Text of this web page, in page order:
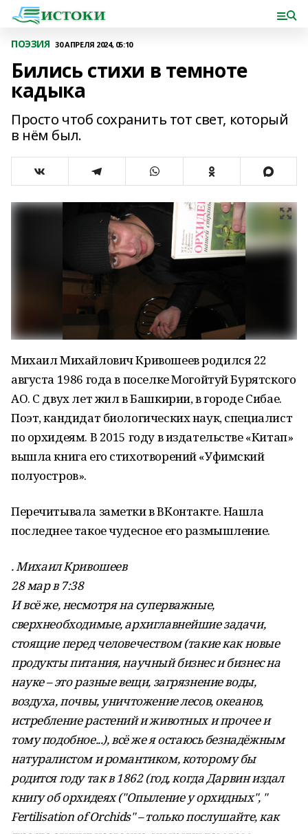
ПОЭЗИЯ 30 АПРЕЛЯ 2024, 05:10
Бились стихи в темноте
кадыка
Просто чтоб сохранить тот свет, который
в нём был.
Михаил Михайлович Кривошеев родился 22
августа 1986 года в поселке Могойтуй Бурятского
АО. С двух лет жил в Башкирии, в городе Сибае.
Поэт, кандидат биологических наук, специалист
по орхидеям. В 2015 году в издательстве «Китап»
вышла книга его стихотворений «Уфимский
полуостров».
Перечитывала заметки в ВКонтакте. Нашла
последнее такое чудесное его размышление.
.Михаил Кривошеев
28 мар в 7:38
И всё же, несмотря на суперважные,
сверхнеобходимые, архиглавнейшие задачи,
стоящие перед человечеством (такие как новые
продукты питания, научный бизнес и бизнес на
науке – это разные вещи, загрязнение воды,
воздуха, почвы, уничтожение лесов, океанов,
истребление растений и животных и прочее и
тому подобное...), всё же я остаюсь безнадёжным
натуралистом и романтиком, которому бы
родится году так в 1862 (год, когда Дарвин издал
книгу об орхидеях ("Опыление у орхидных", "
Fertilisation of Orchids" – только послушайте, как